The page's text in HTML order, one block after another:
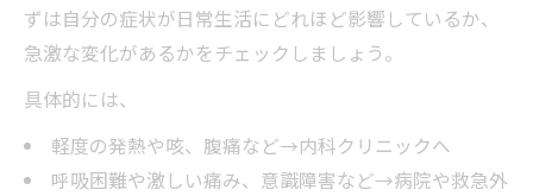
ずは自分の症状が日常生活にどれほど影響しているか、
急激な変化があるかをチェックしましょう。
具体的には、
軽度の発熱や咳、腹痛など→内科クリニックへ
呼吸困難や激しい痛み、意識障害など→病院や救急外